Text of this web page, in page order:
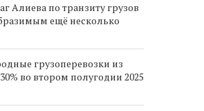
Алиева по транзиту грузов
ещё несколько
грузоперевозки из
во втором полугодии 2025